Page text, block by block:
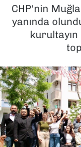
CHP'nin
yanında
KÜLTÜR
MAGAZİN
SAĞLIK
SPOR
TEKNOLOJİ
Son Dakika
Haber Arşivi